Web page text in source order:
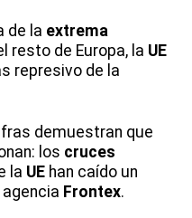
de la extrema
resto de Europa, la UE
represivo de la
demuestran que
los cruces
la UE han caído un
agencia Frontex.